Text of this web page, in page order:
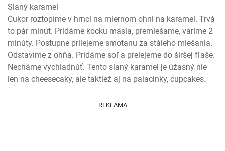
Slaný karamel
Cukor roztopíme v hrnci na miernom ohni na karamel. Trvá
to pár minút. Pridáme kocku masla, premiešame, varíme 2
minúty. Postupne prilejeme smotanu za stáleho miešania.
Odstavíme z ohňa. Pridáme soľ a prelejeme do širšej fľaše.
Necháme vychladnúť. Tento slaný karamel je úžasný nie
len na cheesecaky, ale taktiež aj na palacinky, cupcakes.
REKLAMA